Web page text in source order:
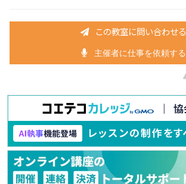
この教室に問い合わせる
主催者に仕事を依頼する